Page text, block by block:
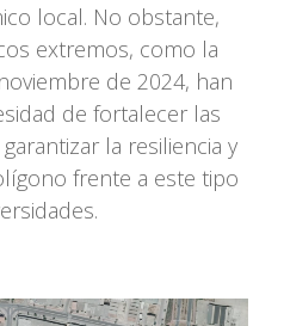
local. No obstante,
extremos, como la
de 2024, han
de fortalecer las
la resiliencia y
frente a este tipo